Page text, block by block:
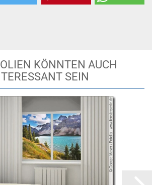
KÖNNTEN AUCH
SEIN